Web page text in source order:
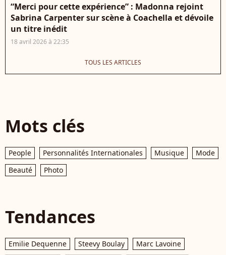
“Merci pour cette expérience” : Madonna rejoint
Sabrina Carpenter sur scène à Coachella et dévoile
un titre inédit
18 avril 2026 à 22:35
TOUS LES ARTICLES
Mots clés
People Personnalités Internationales Musique
Mode
Beauté
Photo
Tendances
Emilie Dequenne Steevy Boulay
Marc Lavoine